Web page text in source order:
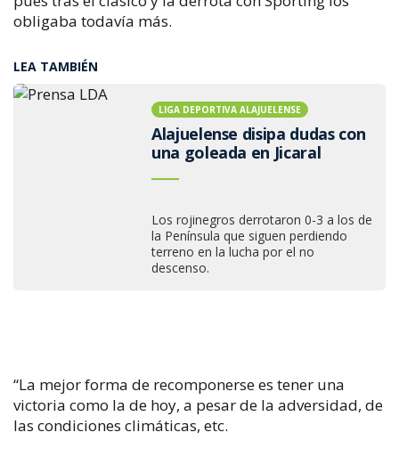
obligaba todavía más.
LEA TAMBIÉN
LIGA DEPORTIVA ALAJUELENSE
Alajuelense disipa dudas con
una goleada en Jicaral
Los rojinegros derrotaron 0-3 a los de
la Península que siguen perdiendo
terreno en la lucha por el no
descenso.
“La mejor forma de recomponerse es tener una
victoria como la de hoy, a pesar de la adversidad, de
las condiciones climáticas, etc.